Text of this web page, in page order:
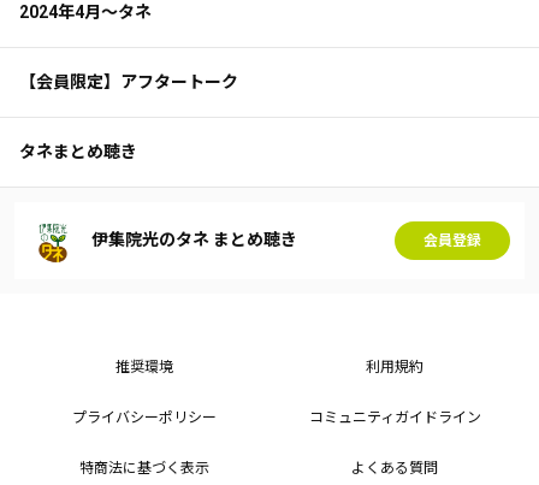
2024年4月～タネ
【会員限定】アフタートーク
タネまとめ聴き
伊集院光のタネ まとめ聴き 会員登録
推奨環境 利用規約
プライバシーポリシー コミュニティガイドライン
特商法に基づく表示 よくある質問